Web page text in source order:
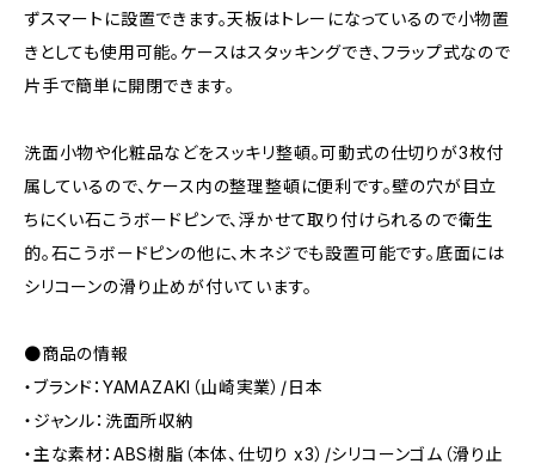
ずスマートに設置できます。天板はトレーになっているので小物置
きとしても使用可能。ケースはスタッキングでき、フラップ式なので
片手で簡単に開閉できます。
洗面小物や化粧品などをスッキリ整頓。可動式の仕切りが3枚付
属しているので、ケース内の整理整頓に便利です。壁の穴が目立
ちにくい石こうボードピンで、浮かせて取り付けられるので衛生
的。石こうボードピンの他に、木ネジでも設置可能です。底面には
シリコーンの滑り止めが付いています。
●商品の情報
・ブランド：YAMAZAKI（山崎実業）/日本
・ジャンル：洗面所収納
・主な素材：ABS樹脂（本体、仕切り x3）/シリコーンゴム（滑り止